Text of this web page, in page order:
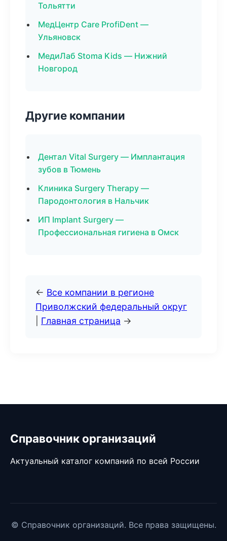
Тольятти
МедЦентр Care ProfiDent —
Ульяновск
МедиЛаб Stoma Kids — Нижний
Новгород
Другие компании
Дентал Vital Surgery — Имплантация
зубов в Тюмень
Клиника Surgery Therapy —
Пародонтология в Нальчик
ИП Implant Surgery —
Профессиональная гигиена в Омск
← Все компании в регионе
Приволжский федеральный округ
Главная страница →
Справочник организаций
Актуальный каталог компаний по всей России
© Справочник организаций. Все права защищены.